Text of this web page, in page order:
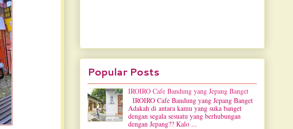
Popular Posts
IROIRO Cafe Bandung yang Jepang Banget
IROIRO Cafe Bandung yang Jepang Banget
Adakah di antara kamu yang suka banget
dengan segala sesuatu yang berhubungan
dengan Jepang?? Kalo ...